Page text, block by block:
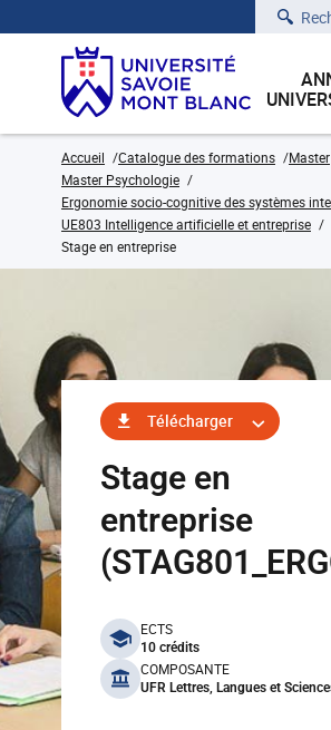
Accueil Catalogue des formations
Master
Master Psychologie
Ergonomie socio-cognitive des systèmes
UE803 Intelligence artificielle et entreprise
Stage en entreprise
Télécharger
Stage en
entreprise
benefits
ECTS
10 crédits
COMPOSANTE
UFR Lettres, Langues et